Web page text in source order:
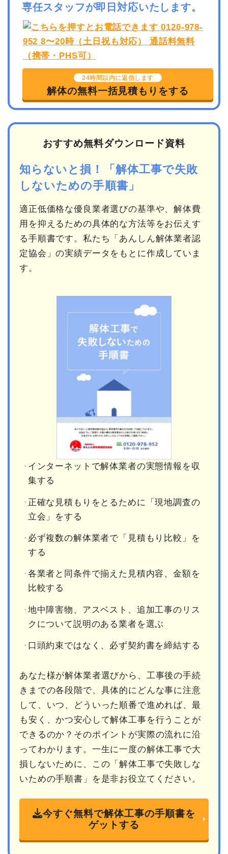
専任スタッフが即日対応いたします。
24時間以内に返信します
解体の無料一括見積もりをする
おすすめ無料ダウンロード資料
知らないと損！「解体工事で失敗
しないための手順書」
適正低価格な優良業者選びの基準や、解体費
用を抑えるための具体的な方法等をお伝えす
る手順書です。私たち「あんしん解体業者認
定協会」の実績データをもとに作成していま
す。
インターネットで解体業者の実態情報を収
集する
正確な見積もりをとるために「現地調査の
立会」をする
必ず複数の解体業者で「見積もり比較」を
する
各業者と同条件で揃えた見積内容、金額を
比較する
地中障害物、アスベスト、追加工事のリス
クについて説明のある業者を選ぶ
口頭約束ではなく、必ず契約書を締結する
あなた様が解体業者選びから、工事後の手続
きまでの各段階で、具体的にどんな事に注意
して、いつ、どういった順番で進めれば、最
も安く、かつ安心して解体工事を行うことが
できるのか？そのポイントが実際の流れに沿
ってわかります。一生に一度の解体工事で大
損しないために、この「解体工事で失敗しな
いための手順書」を是非お役立てください。
今すぐ無料で解体工事の手順書を
ゲットする